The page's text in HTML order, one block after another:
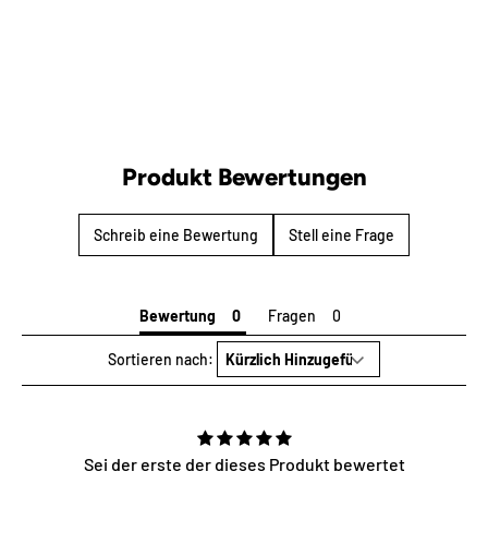
Produkt Bewertungen
Schreib eine Bewertung Stell eine Frage
Bewertung Fragen
Sortieren nach:
Sei der erste der dieses Produkt bewertet